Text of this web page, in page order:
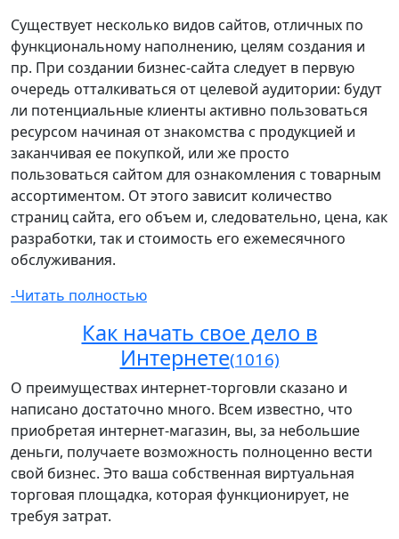
Существует несколько видов сайтов, отличных по
функциональному наполнению, целям создания и
пр. При создании бизнес-сайта следует в первую
очередь отталкиваться от целевой аудитории: будут
ли потенциальные клиенты активно пользоваться
ресурсом начиная от знакомства с продукцией и
заканчивая ее покупкой, или же просто
пользоваться сайтом для ознакомления с товарным
ассортиментом. От этого зависит количество
страниц сайта, его объем и, следовательно, цена, как
разработки, так и стоимость его ежемесячного
обслуживания.
-Читать полностью
Как начать свое дело в
Интернете(1016)
О преимуществах интернет-торговли сказано и
написано достаточно много. Всем известно, что
приобретая интернет-магазин, вы, за небольшие
деньги, получаете возможность полноценно вести
свой бизнес. Это ваша собственная виртуальная
торговая площадка, которая функционирует, не
требуя затрат.